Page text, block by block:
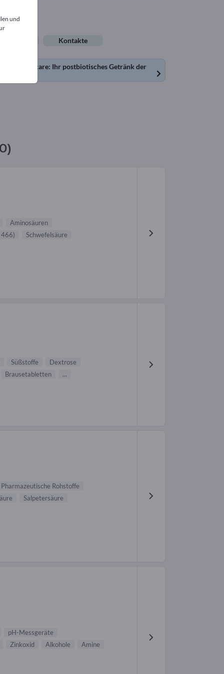
Kontakte
Postbiocare: Ihr postbiotisches Getränk der
Aminosäuren
466)
Schwefelsäure
Süßstoffe
Dextrose
Brausetabletten ...
Pharmazeutische Rohstoffe
Salpetersäure
pH-Messgeräte
Zinkoxid Alkohole
Amine
und